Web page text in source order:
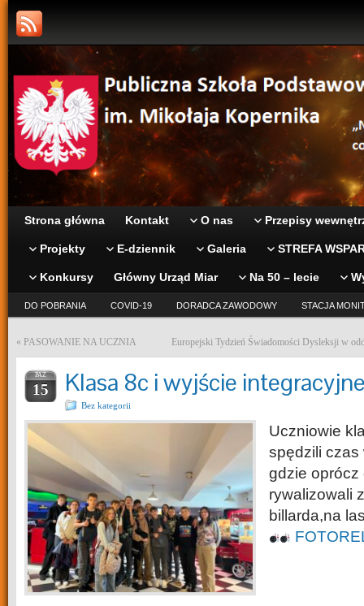
Strona główna Kontakt O nas Przepisy
Projekty E-dziennik Galeria STREFA
Konkursy Główny Urząd Miar Na 50 – lecie
DO POBRANIA COVID-19 DORADCA ZAWODOWY STACJA
« PASOWANIE NA UCZNIA Europejski Tydzień Świadomości Dysleksji w
PAŹ
15 Klasa 8c i wyjście
Bez kategorii
Uczniowie
spędzili czas
gdzie oprócz
rywalizowali
billarda,na